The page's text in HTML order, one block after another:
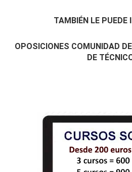
TAMBIÉN LE PUEDE
OPOSICIONES COMUNIDAD
DE